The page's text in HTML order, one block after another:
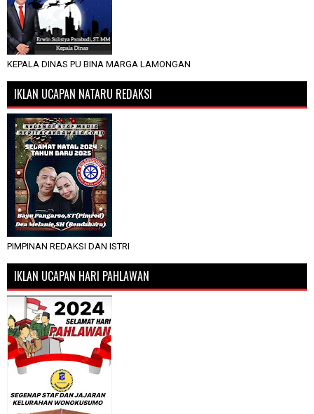
KEPALA DINAS PU BINA MARGA LAMONGAN
IKLAN UCAPAN NATARU REDAKSI
PIMPINAN REDAKSI DAN ISTRI
IKLAN UCAPAN HARI PAHLAWAN